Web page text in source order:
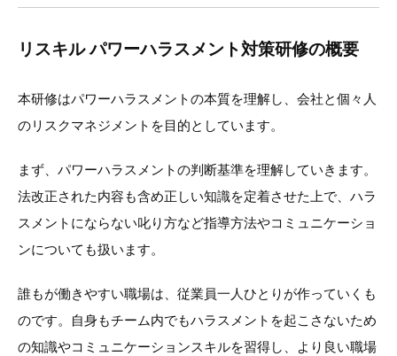
リスキル パワーハラスメント対策研修の概要
本研修はパワーハラスメントの本質を理解し、会社と個々人
のリスクマネジメントを目的としています。
まず、パワーハラスメントの判断基準を理解していきます。
法改正された内容も含め正しい知識を定着させた上で、ハラ
スメントにならない叱り方など指導方法やコミュニケーショ
ンについても扱います。
誰もが働きやすい職場は、従業員一人ひとりが作っていくも
のです。自身もチーム内でもハラスメントを起こさないため
の知識やコミュニケーションスキルを習得し、より良い職場